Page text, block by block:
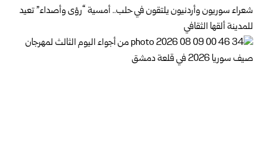
شعراء سوريون وأردنيون يلتقون في حلب.. أمسية “رؤى وأصداء” تعيد
للمدينة ألقها الثقافي